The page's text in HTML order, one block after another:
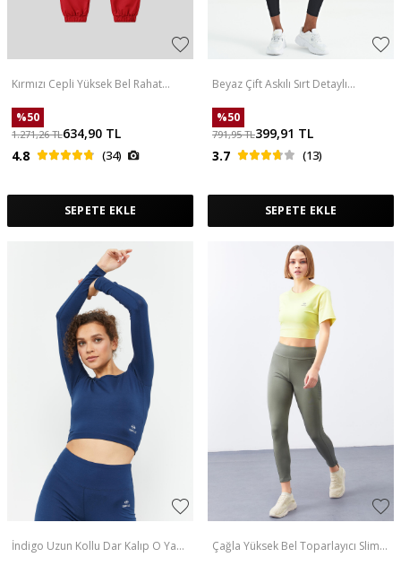
Kırmızı Cepli Yüksek Bel Rahat
Alt - 94583
%50
1.271,26TL634,90 TL
4.8
(34)
SEPETE EKLE
Beyaz Çift Askılı Sırt Detaylı
97258
%50
791,95TL399,91 TL
3.7
(13)
SEPETE EKLE
İndigo Uzun Kollu Dar Kalıp O Yaka
Çağla Yüksek Bel Toparlayıcı Slim